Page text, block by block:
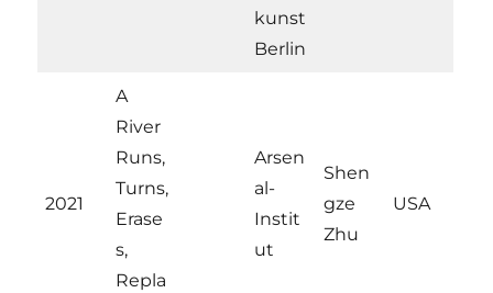
kunst
Berlin
2021
A
River
Runs,
Turns,
Erase
s,
Repla
Arsen
al-
Instit
ut
Shen
gze
Zhu
USA